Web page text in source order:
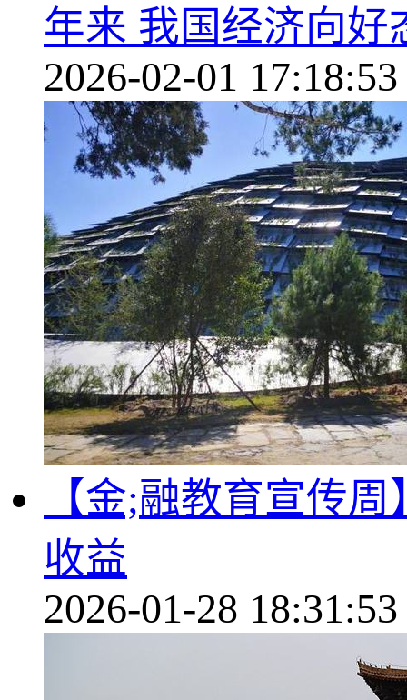
年来 我国经济向好
2026-02-01 17:18:53
【金;融教育宣传
收益
2026-01-28 18:31:53